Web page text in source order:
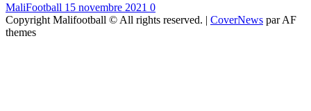
MaliFootball 15 novembre 2021 0
Copyright Malifootball © All rights reserved. | CoverNews par AF
themes